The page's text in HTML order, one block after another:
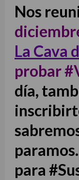
Nos
La Cava
probar
día,
para